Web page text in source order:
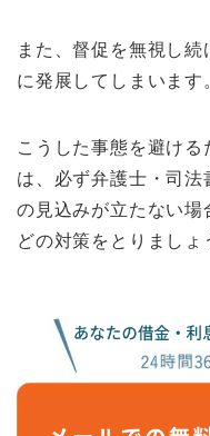
また、督促を無視し続
に発展してしまいます
こうした事態を避け
は、必ず弁護士・司
の見込みが立たない場
どの対策をとりましょ